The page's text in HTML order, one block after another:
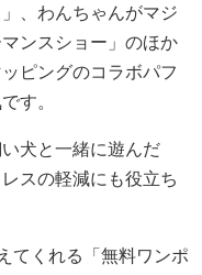
、わんちゃんがマジ
ンスショー」のほか
ピングのコラボパフ
す。
犬と一緒に遊んだ
スの軽減にも役立ち
てくれる「無料ワンポ